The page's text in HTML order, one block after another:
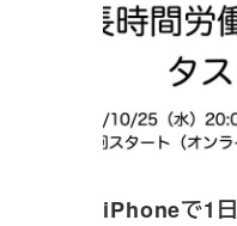
iPhoneで1